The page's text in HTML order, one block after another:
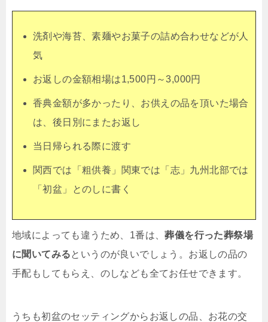
洗剤や海苔、素麺やお菓子の詰め合わせなどが人
気
お返しの金額相場は1,500円～3,000円
香典金額が多かったり、お供えの品を頂いた場合
は、後日別にまたお返し
当日帰られる際に渡す
関西では「粗供養」関東では「志」九州北部では
「初盆」とのしに書く
地域によっても違うため、1番は、葬儀を行った葬祭場
に聞いてみるというのが良いでしょう。お返しの品の
手配もしてもらえ、のしなども全てお任せできます。
うちも初盆のセッティングからお返しの品、お花の交